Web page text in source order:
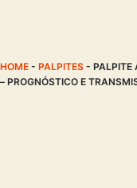
HOME - PALPITES - PALPITE
– PROGNÓSTICO E